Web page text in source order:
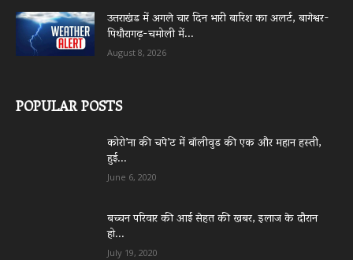
उत्तराखंड में अगले चार दिन भारी बारिश का अलर्ट, बागेश्वर-
पिथौरागढ़-चमोली में...
August 8, 2026
POPULAR POSTS
कोरो’ना की चपे’ट में बॉलीवुड की एक और महान हस्ती,
हुई...
June 6, 2020
बच्चन परिवार की आई सेहत की खबर, इलाज के दौरान
हो...
July 19, 2020